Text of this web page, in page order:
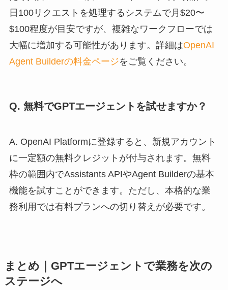
日100リクエストを処理するシステムで月$20〜
$100程度が目安ですが、複雑なワークフローでは
大幅に増加する可能性があります。詳細はOpenAI
Agent Builderの料金ページをご覧ください。
Q. 無料でGPTエージェントを試せますか？
A. OpenAI Platformに登録すると、新規アカウント
に一定額の無料クレジットが付与されます。無料
枠の範囲内でAssistants APIやAgent Builderの基本
機能を試すことができます。ただし、本格的な業
務利用では有料プランへの切り替えが必要です。
まとめ｜GPTエージェントで業務を次の
ステージへ